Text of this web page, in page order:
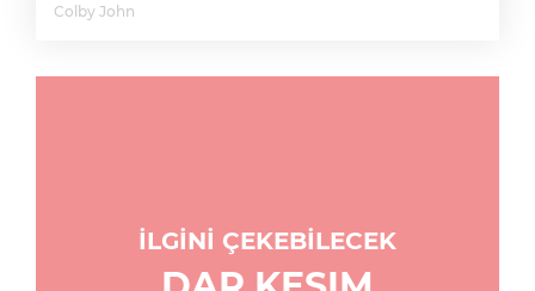
Colby John
İLGİNİ ÇEKEBİLECEK